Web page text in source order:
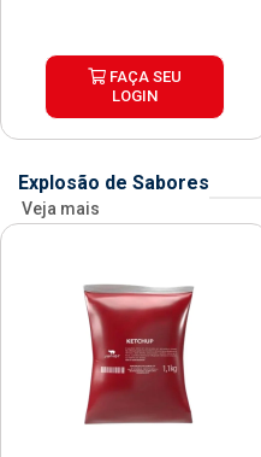
FAÇA SEU
LOGIN
Explosão de Sabores
Veja mais